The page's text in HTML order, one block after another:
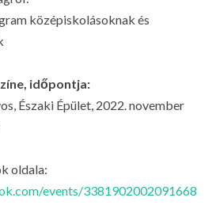
középiskolásoknak és
időpontja:
Északi Épület, 2022. november
oldala:
events/3381902002091668